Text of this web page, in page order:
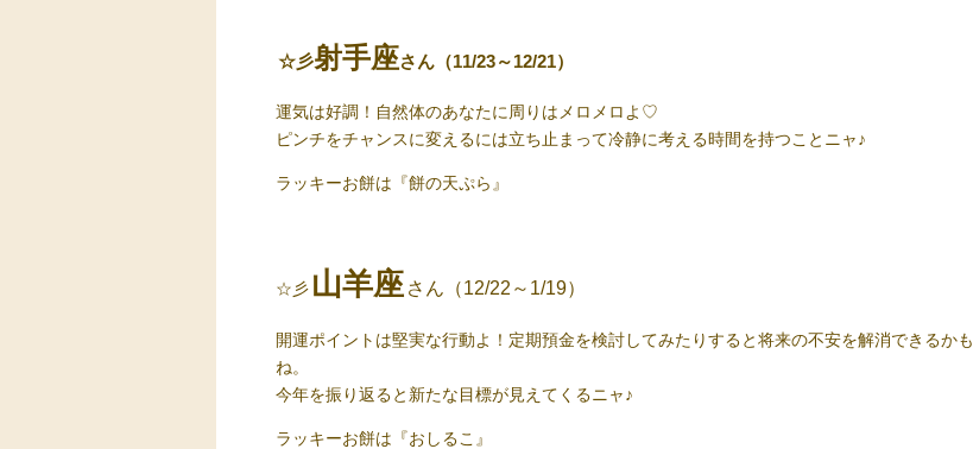
☆彡射手座さん（11/23～12/21）
運気は好調！自然体のあなたに周りはメロメロよ♡
ピンチをチャンスに変えるには立ち止まって冷静に考える時間を持つことニャ♪
ラッキーお餅は『餅の天ぷら』
☆彡 山羊座 さん（12/22～1/19）
開運ポイントは堅実な行動よ！定期預金を検討してみたりすると将来の不安を解消できるかも
ね。
今年を振り返ると新たな目標が見えてくるニャ♪
ラッキーお餅は『おしるこ』